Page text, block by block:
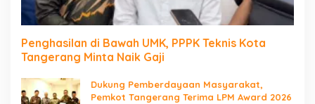
Penghasilan di Bawah UMK, PPPK Teknis Kota
Tangerang Minta Naik Gaji
Dukung Pemberdayaan Masyarakat,
Pemkot Tangerang Terima LPM Award 2026